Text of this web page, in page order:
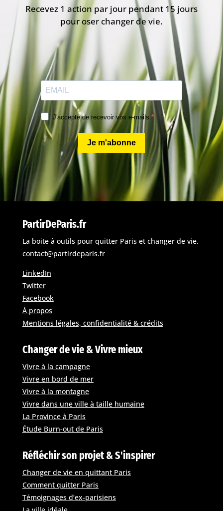
Recevez 1 action par jour pendant 15 jours
pour oser changer de vie.
J'accepte de recevoir vos e-mails.
Je m'abonne
PartirDeParis.fr
La boite à outils pour quitter Paris et changer de vie.
contact@partirdeparis.fr
LinkedIn
Twitter
Facebook
À propos
Mentions légales, confidentialité & crédits
Changer de vie & Vivre mieux
Vivre à la campagne
Vivre en bord de mer
Vivre à la montagne
Vivre dans une ville à taille humaine
La Province à Paris
Étude Burn-out de Paris
Réfléchir son projet & S'inspirer
Changer de vie en quittant Paris
Comment quitter Paris
Témoignages d’ex-parisiens